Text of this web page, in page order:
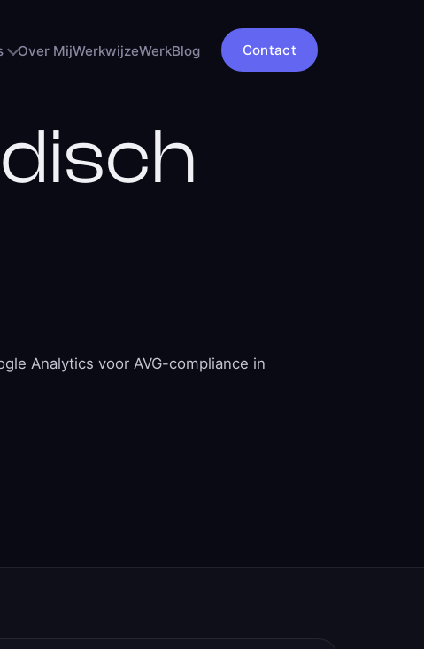
Over MijWerkwijzeWerkBlog Contact
Analytics voor AVG-compliance in